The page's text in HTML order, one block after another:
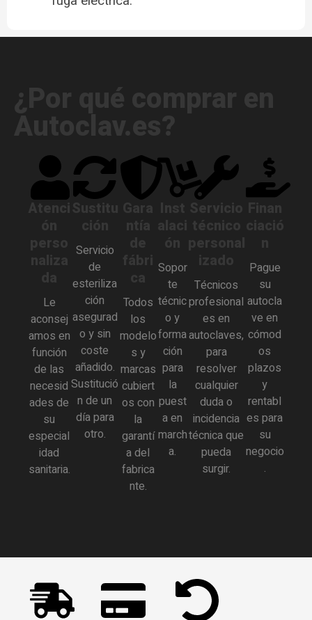
¿Por qué comprar en
Autoclav.es?
Atenci
ón
perso
naliza
Le
aconsej
amos en
función
de las
necesid
ades de
su
especial
idad
sanitaria.
Sustitu
ción
Servicio
de
esteriliza
ción
asegurad
o y sin
coste
añadido.
Sustitució
n de un
día para
otro.
Gara
de
ca
Todos
los
modelo
s y
marcas
cubiert
os con
la
garantí
a del
fabrica
nte.
Inst
alaci
ón
Sopor
te
técnic
o y
forma
ción
para
la
puest
a en
march
a.
Servicio
técnico
personal
izado
Técnicos
profesional
es en
autoclaves,
para
resolver
cualquier
duda o
incidencia
técnica que
pueda
surgir.
ciació
Pague
su
autocla
ve en
cómod
os
plazos
y
rentabl
es para
su
negocio
.